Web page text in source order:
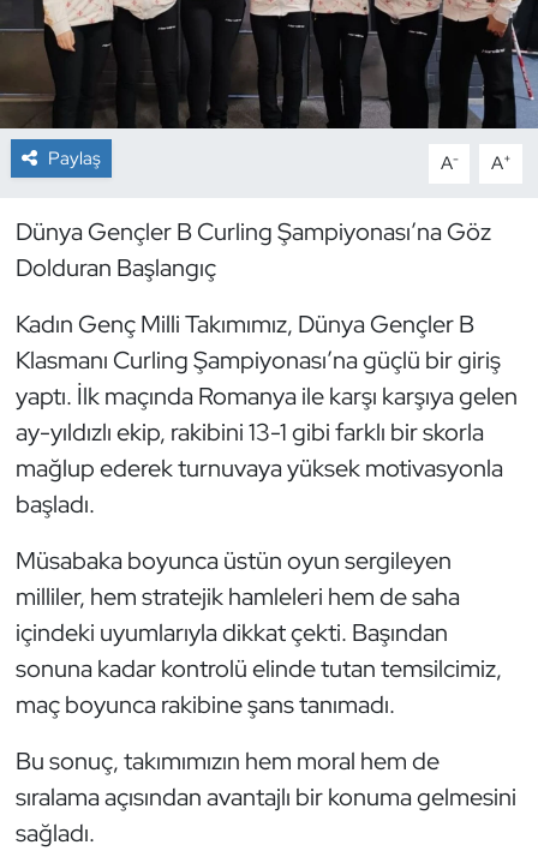
Paylaş A- A+
Dünya Gençler B Curling Şampiyonası’na Göz
Dolduran Başlangıç
Kadın Genç Milli Takımımız, Dünya Gençler B
Klasmanı Curling Şampiyonası’na güçlü bir giriş
yaptı. İlk maçında Romanya ile karşı karşıya gelen
ay-yıldızlı ekip, rakibini 13-1 gibi farklı bir skorla
mağlup ederek turnuvaya yüksek motivasyonla
başladı.
Müsabaka boyunca üstün oyun sergileyen
milliler, hem stratejik hamleleri hem de saha
içindeki uyumlarıyla dikkat çekti. Başından
sonuna kadar kontrolü elinde tutan temsilcimiz,
maç boyunca rakibine şans tanımadı.
Bu sonuç, takımımızın hem moral hem de
sıralama açısından avantajlı bir konuma gelmesini
sağladı.
Cimnastik
Dağcılık
Dövüş Sanatı
E-Spor
Eskrim
Futbol
Futsal
Genel
Golf
Halter
Hava Sporları